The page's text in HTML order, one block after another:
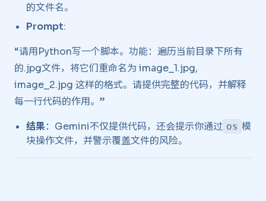
的文件名。
Prompt:
“请用Python写一个脚本。功能：遍历当前目录下所有
的.jpg文件，将它们重命名为 image_1.jpg,
image_2.jpg 这样的格式。请提供完整的代码，并解释
每一行代码的作用。”
结果：Gemini不仅提供代码，还会提示你通过 os 模
块操作文件，并警示覆盖文件的风险。